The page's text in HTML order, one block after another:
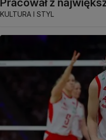
KULTURA I STYL